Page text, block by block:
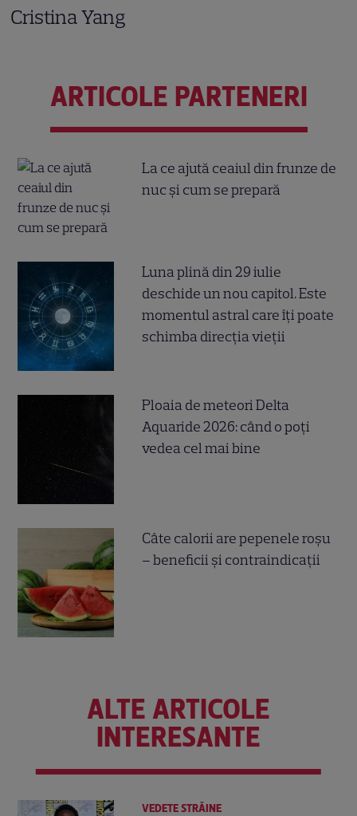
Cristina Yang
ARTICOLE PARTENERI
La ce ajută ceaiul din frunze de
nuc și cum se prepară
Luna plină din 29 iulie
deschide un nou capitol. Este
momentul astral care îți poate
schimba direcția vieții
Ploaia de meteori Delta
Aquaride 2026: când o poți
vedea cel mai bine
Câte calorii are pepenele roșu
– beneficii și contraindicații
ALTE ARTICOLE
INTERESANTE
VEDETE STRĂINE